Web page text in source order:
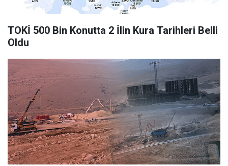
TOKİ 500 Bin Konutta 2 İlin Kura Tarihleri Belli
Oldu